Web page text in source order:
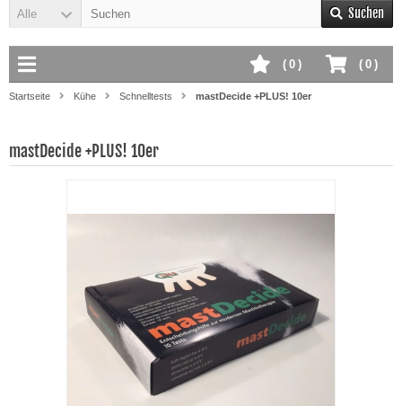
Alle Suchen
( 0 )
( 0 )
Startseite Kühe Schnelltests mastDecide +PLUS! 10er
mastDecide +PLUS! 10er